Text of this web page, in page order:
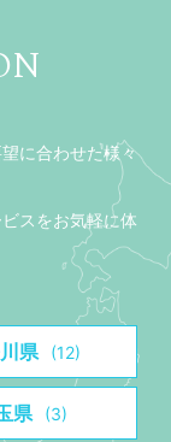
に合わせた様々
スをお気軽に体
県 (12)
県 (3)